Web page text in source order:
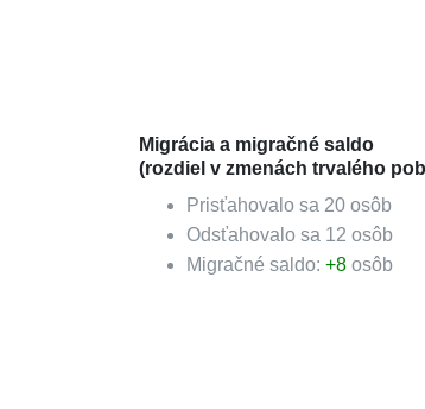
Migrácia a migračné saldo
(rozdiel v zmenách trvalého
Prisťahovalo sa 20 osôb
Odsťahovalo sa 12 osôb
Migračné saldo: +8 osôb